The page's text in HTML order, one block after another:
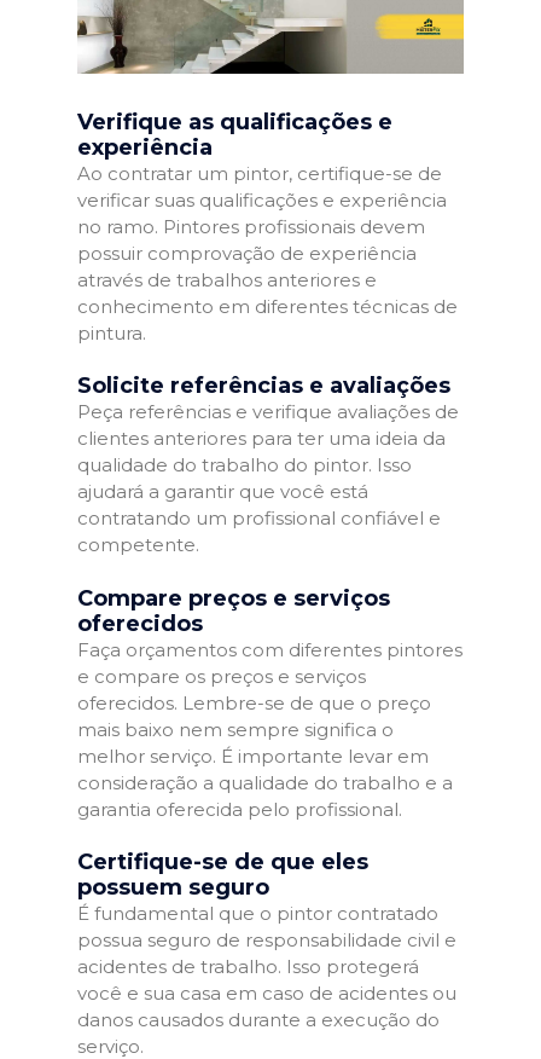
Verifique as qualificações e
experiência
Ao contratar um pintor, certifique-se de
verificar suas qualificações e experiência
no ramo. Pintores profissionais devem
possuir comprovação de experiência
através de trabalhos anteriores e
conhecimento em diferentes técnicas de
pintura.
Solicite referências e avaliações
Peça referências e verifique avaliações de
clientes anteriores para ter uma ideia da
qualidade do trabalho do pintor. Isso
ajudará a garantir que você está
contratando um profissional confiável e
competente.
Compare preços e serviços
oferecidos
Faça orçamentos com diferentes pintores
e compare os preços e serviços
oferecidos. Lembre-se de que o preço
mais baixo nem sempre significa o
melhor serviço. É importante levar em
consideração a qualidade do trabalho e a
garantia oferecida pelo profissional.
Certifique-se de que eles
possuem seguro
É fundamental que o pintor contratado
possua seguro de responsabilidade civil e
acidentes de trabalho. Isso protegerá
você e sua casa em caso de acidentes ou
danos causados durante a execução do
serviço.